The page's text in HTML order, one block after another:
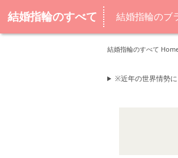
結婚指輪のすべて 結婚指輪のブ
結婚指輪のすべて
※近年の世界情勢